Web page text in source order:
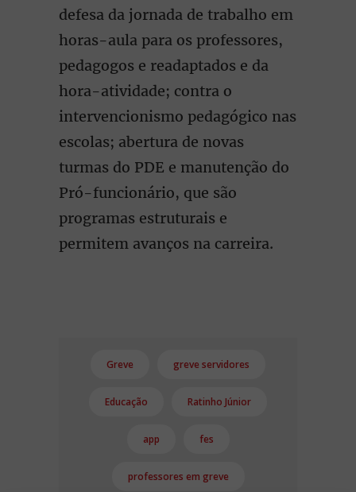
defesa da jornada de trabalho em
horas-aula para os professores,
pedagogos e readaptados e da
hora-atividade; contra o
intervencionismo pedagógico nas
escolas; abertura de novas
turmas do PDE e manutenção do
Pró-funcionário, que são
programas estruturais e
permitem avanços na carreira.
Greve greve servidores
Educação Ratinho Júnior
app fes
professores em greve